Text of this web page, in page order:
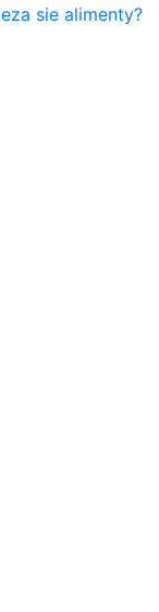
sie alimenty?